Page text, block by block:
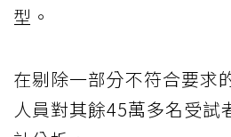
型。
在剔除一部分不符合要求
人員對其餘45萬多名受試